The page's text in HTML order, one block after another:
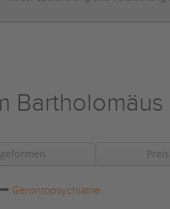
Bartholomäus
Gerontopsychiatrie